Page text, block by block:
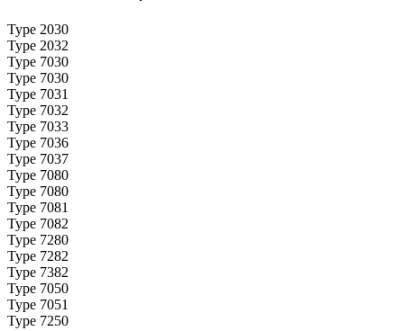
Type 2030
Type 2032
Type 7030
Type 7030
Type 7031
Type 7032
Type 7033
Type 7036
Type 7037
Type 7080
Type 7080
Type 7081
Type 7082
Type 7280
Type 7282
Type 7382
Type 7050
Type 7051
Type 7250